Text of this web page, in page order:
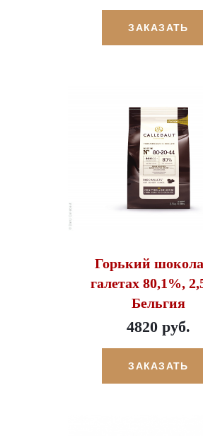
ЗАКАЗАТЬ
Горький
галетах 80,1%,
Бельгия
4820 руб.
ЗАКАЗАТЬ